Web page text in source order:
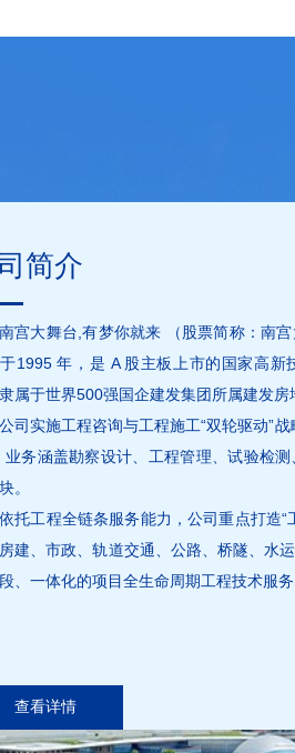
简介
南宫大舞台,有梦你就来 （股票简称：南
1995 年，是 A 股主板上市的国家高
属于世界500强国企建发集团所属建发房
公司实施工程咨询与工程施工“双轮驱动”
业务涵盖勘察设计、工程管理、试验检
。
依托工程全链条服务能力，公司重点打造“
建、市政、轨道交通、公路、桥隧、水
、一体化的项目全生命周期工程技术服务
查看详情